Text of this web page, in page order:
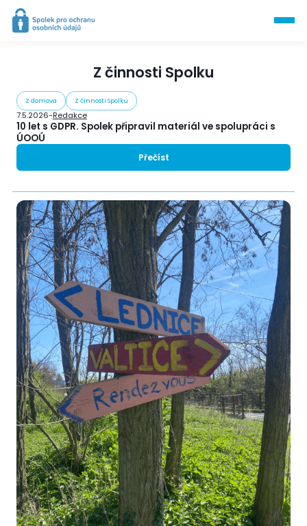
Z činnosti Spolku
Z domova Z činnosti Spolku
7.5.2026-Redakce
10 let s GDPR. Spolek připravil materiál ve spolupráci s
ÚOOÚ
Přečíst